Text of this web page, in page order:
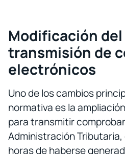
Modificación del
transmisión de
electrónicos
Uno de los cambios
normativa es la
para transmitir
Administración
horas de haberse